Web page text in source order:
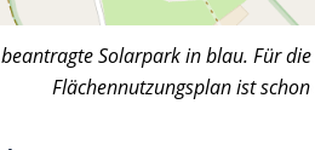
Solarpark in blau. Für
Flächennutzungsplan ist